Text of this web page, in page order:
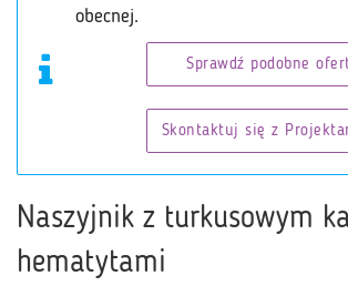
obecnej.
Sprawdź podobne
Skontaktuj się z
Naszyjnik z turkusowym
hematytami